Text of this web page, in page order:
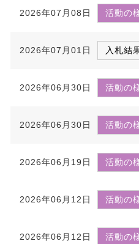
2026年07月08日 活動の
2026年07月01日 入札結
2026年06月30日 活動の
2026年06月30日 活動の
2026年06月19日 活動の
2026年06月12日 活動の
2026年06月12日 活動の